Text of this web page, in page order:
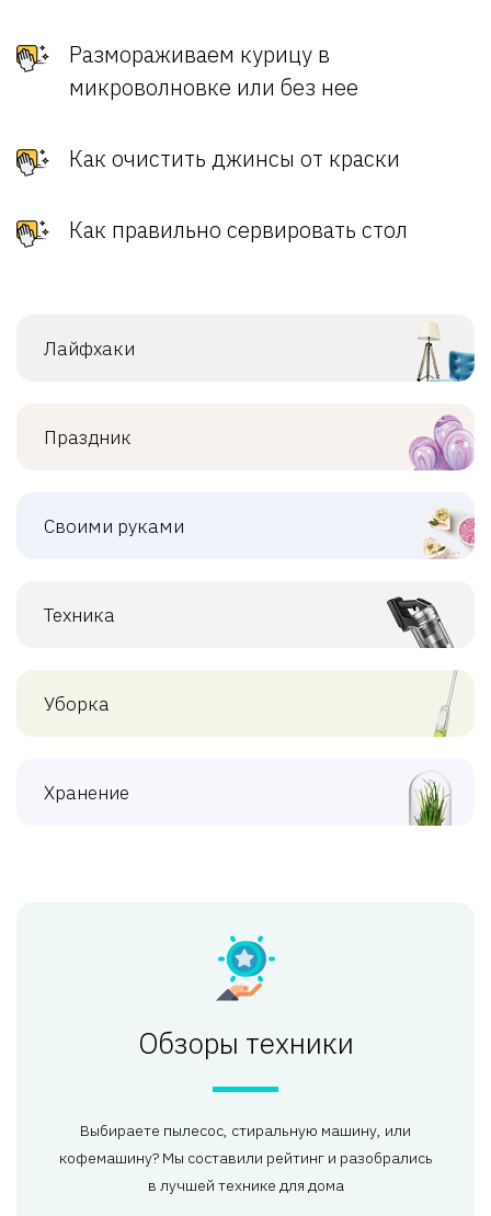
Размораживаем курицу в
микроволновке или без нее
Как очистить джинсы от краски
Как правильно сервировать стол
Лайфхаки
Праздник
Своими руками
Техника
Уборка
Хранение
Обзоры техники
Выбираете пылесос, стиральную машину, или
кофемашину? Мы составили рейтинг и разобрались
в лучшей технике для дома